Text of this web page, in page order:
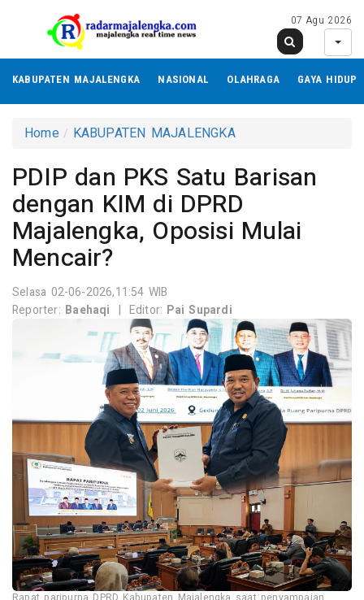
07 Agu 2026
KABUPATEN MAJALENGKA NASIONAL OLAHRAGA GAYA HIDUP
Home KABUPATEN MAJALENGKA
PDIP dan PKS Satu Barisan
dengan KIM di DPRD
Majalengka, Oposisi Mulai
Mencair?
Selasa 02-06-2026,11:54 WIB
Reporter: Baehaqi | Editor: Pai Supardi